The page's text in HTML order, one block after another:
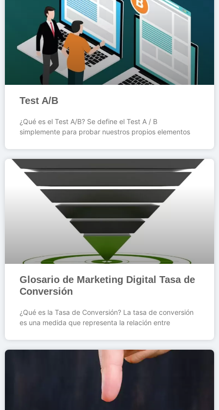
Test A/B
¿Qué es el Test A/B? Se define el Test A / B
simplemente para probar nuestros propios elementos
Glosario de Marketing Digital Tasa de
Conversión
¿Qué es la Tasa de Conversión? La tasa de conversión
es una medida que representa la relación entre